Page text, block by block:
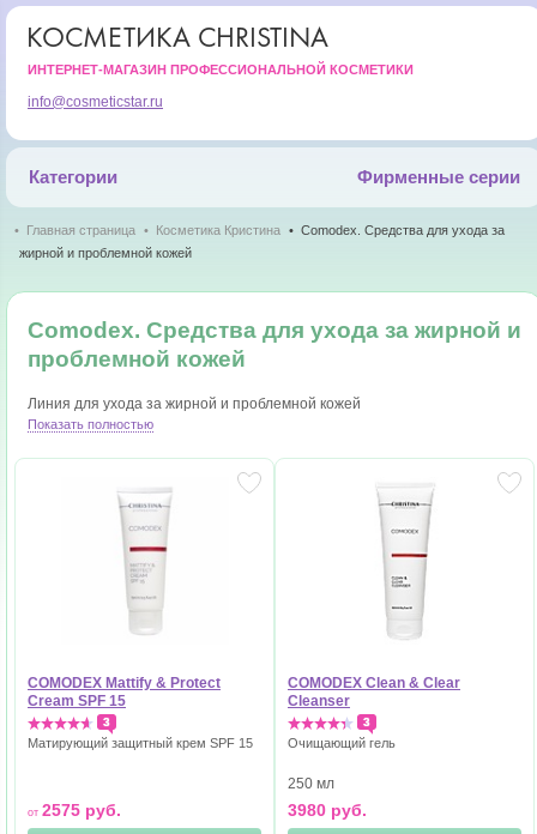
КОСМЕТИКА CHRISTINA
ИНТЕРНЕТ-МАГАЗИН ПРОФЕССИОНАЛЬНОЙ КОСМЕТИКИ
info@cosmeticstar.ru
Категории Фирменные серии
Главная страница Косметика Кристина
Comodex. Средства для ухода за
жирной и проблемной кожей
Comodex. Средства для ухода за жирной и
проблемной кожей
Линия для ухода за жирной и проблемной кожей
Показать полностью
COMODEX Mattify & Protect
Cream SPF 15
3
Матирующий защитный крем SPF 15
2575 руб.
COMODEX Clean & Clear
Cleanser
3
Очищающий гель
250 мл
3980 руб.